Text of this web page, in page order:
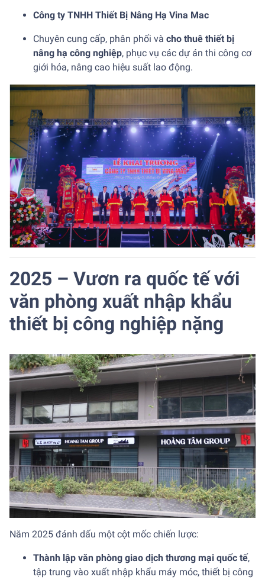
Công ty TNHH Thiết Bị Nâng Hạ Vina Mac
Chuyên cung cấp, phân phối và cho thuê thiết bị
nâng hạ công nghiệp, phục vụ các dự án thi công cơ
giới hóa, nâng cao hiệu suất lao động.
2025 – Vươn ra quốc tế với
văn phòng xuất nhập khẩu
thiết bị công nghiệp nặng
Năm 2025 đánh dấu một cột mốc chiến lược:
Thành lập văn phòng giao dịch thương mại quốc tế,
tập trung vào xuất nhập khẩu máy móc, thiết bị công